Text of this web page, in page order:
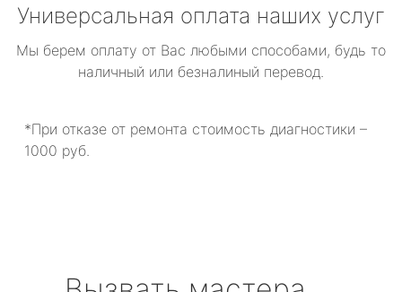
Универсальная оплата наших услуг
Мы берем оплату от Вас любыми способами, будь то
наличный или безналиный перевод.
*При отказе от ремонта стоимость диагностики –
1000 руб.